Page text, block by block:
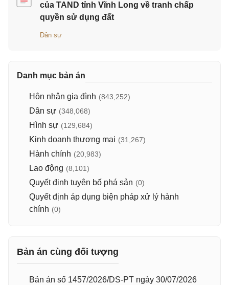
của TAND tỉnh Vĩnh Long về tranh chấp
quyền sử dụng đất
Dân sự
Danh mục bản án
Hôn nhân gia đình (843,252)
Dân sự (348,068)
Hình sự (129,684)
Kinh doanh thương mại (31,267)
Hành chính (20,983)
Lao động (8,101)
Quyết định tuyên bố phá sản (0)
Quyết định áp dụng biện pháp xử lý hành
chính (0)
Bản án cùng đối tượng
Bản án số 1457/2026/DS-PT ngày 30/07/2026